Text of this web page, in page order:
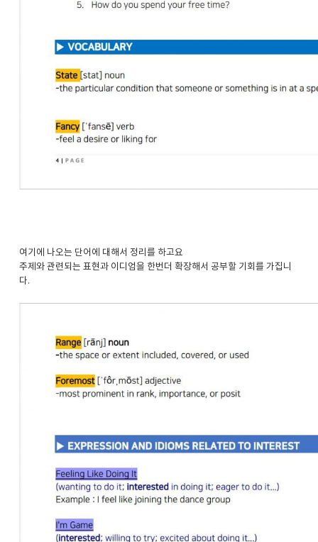
여기에 나오는 단어에 대해서 정리를 하고요
주제와 관련되는 표현과 이디엄을 한번더 확장해서 공부할 기회를 가집니
다.​